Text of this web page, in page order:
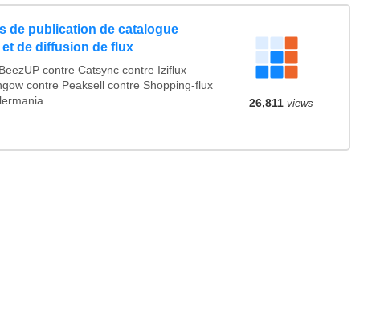
de publication de catalogue
de diffusion de flux
contre Catsync contre Iziflux
contre Peaksell contre Shopping-flux
26,811 views